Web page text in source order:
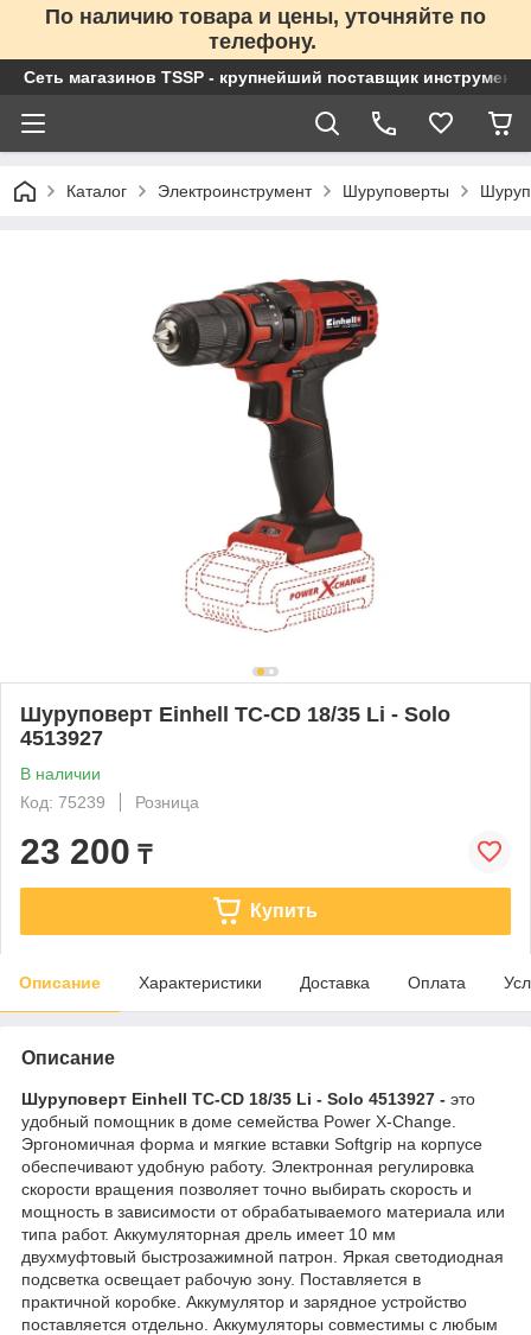
По наличию товара и цены, уточняйте по
телефону.
Сеть магазинов TSSP - крупнейший поставщик
Каталог Электроинструмент Шуруповерты
Шуруповерт Einhell TC-CD 18/35 Li - Solo
4513927
В наличии
Код: 75239
Розница
23 200 ₸
Купить
Описание Характеристики Доставка Оплата
Описание
Шуруповерт Einhell TC-CD 18/35 Li - Solo 4513927 - это
удобный помощник в доме семейства Power X-Change.
Эргономичная форма и мягкие вставки Softgrip на корпусе
обеспечивают удобную работу. Электронная регулировка
скорости вращения позволяет точно выбирать скорость и
мощность в зависимости от обрабатываемого материала или
типа работ. Аккумуляторная дрель имеет 10 мм
двухмуфтовый быстрозажимной патрон. Яркая светодиодная
подсветка освещает рабочую зону. Поставляется в
практичной коробке. Аккумулятор и зарядное устройство
поставляется отдельно. Аккумуляторы совместимы с любым